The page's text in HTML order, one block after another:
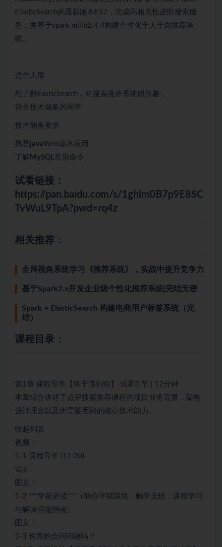
ElasticSearch的最新版本ES7，完成高相关性进阶搜索服
务，并基于spark mllib2.4.4构建个性化千人千面推荐系
统。
适合人群
想了解EasticSearch，对搜索推荐系统感兴趣，
符合技术储备的同学
技术储备要求
熟悉javaWeb基本应用
了解 MySQL常用命令
试看链接：
https://pan.baidu.com/s/1ghlm0B7p9E8SC
TvWuL9TpA?pwd=rq4z
相关推荐：
全局视角系统学习《推荐系统》，实战中提升竞争力
基于Spark2.x开发企业级个性化推荐系统|完结无密
Spark + ElasticSearch 构建电商用户标签系统（完
结）
课程目录：
第1章 课程导学【终于遇到你】 试看3 节 | 12分钟
本章综合讲述了点评搜索推荐课程的项目业务背景，架构
设计理念以及所需要用到的核心技术能力。
收起列表
视频：
1-1 课程导学 (11:20)
试看
图文：
1-2 ***学前必读***（助你平稳踩坑，畅学无忧，课程学习
与解决问题指南）
图文：
1-3 你真的会问问题吗？